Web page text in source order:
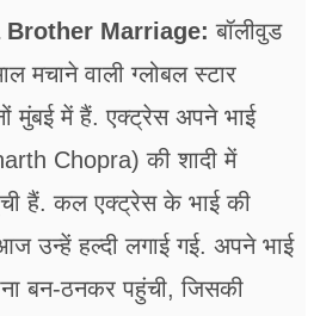
Marriage: बॉलीवुड
मचाने वाली ग्लोबल स्टार
मुंबई में हैं. एक्ट्रेस अपने भाई
Chopra) की शादी में
हैं. कल एक्ट्रेस के भाई की
उन्हें हल्दी लगाई गई. अपने भाई
बन-ठनकर पहुंची, जिसकी